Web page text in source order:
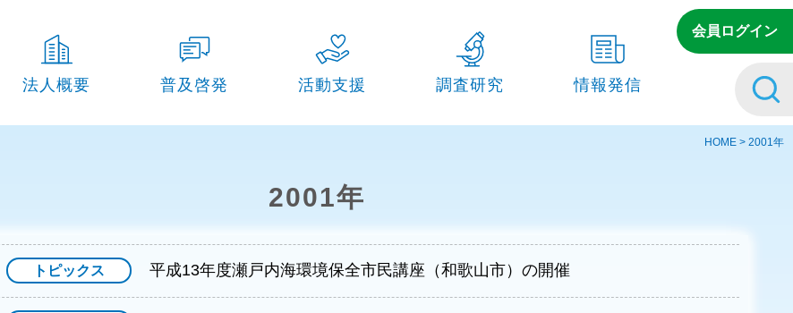
会員ログイン
法人概要
組織図
予算・決算
会長・役員・顧問
普及啓発
瀬⼾内海環境保全⽉間事業
瀬⼾内海の理解と魅⼒向上事業
過去の事業
活動支援
瀬⼾内海環境保全活動への⽀援
過去の事業
調査研究
主な研究・調査の実績
情報発信
刊行物
瀬⼾内海の⿂類リスト
HOME > 2001年
2001年
トピックス 平成13年度瀬戸内海環境保全市民講座（和歌山市）の開催